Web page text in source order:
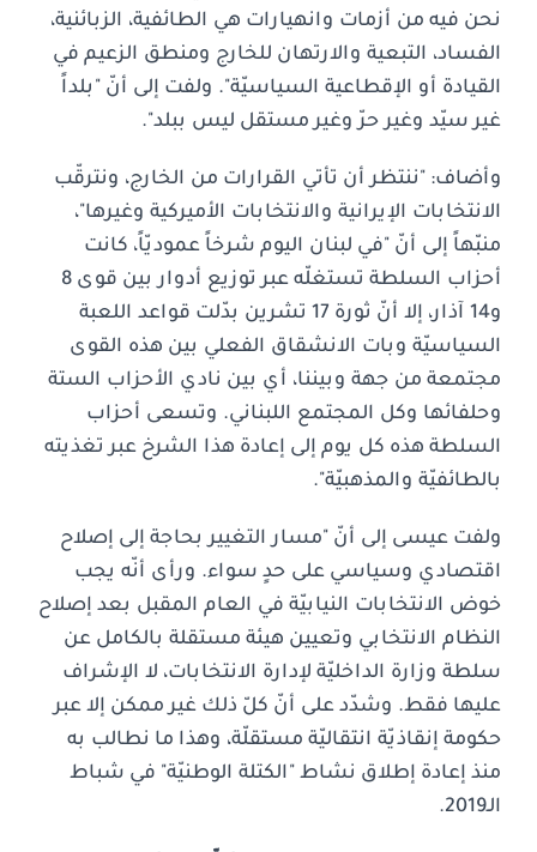
نحن فيه من أزمات وانهيارات هي الطائفية، الزبائنية،
الفساد، التبعية والارتهان للخارج ومنطق الزعيم في
القيادة أو الإقطاعية السياسيّة". ولفت إلى أنّ "بلداً
غير سيّد وغير حرّ وغير مستقل ليس ببلد".
وأضاف: "ننتظر أن تأتي القرارات من الخارج، ونترقّب
الانتخابات الإيرانية والانتخابات الأميركية وغيرها"،
منبّهاً إلى أنّ "في لبنان اليوم شرخاً عموديّاً، كانت
أحزاب السلطة تستغلّه عبر توزيع أدوار بين قوى 8
و14 آذار، إلا أنّ ثورة 17 تشرين بدّلت قواعد اللعبة
السياسيّة وبات الانشقاق الفعلي بين هذه القوى
مجتمعة من جهة وبيننا، أي بين نادي الأحزاب الستة
وحلفائها وكل المجتمع اللبناني. وتسعى أحزاب
السلطة هذه كل يوم إلى إعادة هذا الشرخ عبر تغذيته
بالطائفيّة والمذهبيّة".
ولفت عيسى إلى أنّ "مسار التغيير بحاجة إلى إصلاح
اقتصادي وسياسي على حدٍ سواء. ورأى أنّه يجب
خوض الانتخابات النيابيّة في العام المقبل بعد إصلاح
النظام الانتخابي وتعيين هيئة مستقلة بالكامل عن
سلطة وزارة الداخليّة لإدارة الانتخابات، لا الإشراف
عليها فقط. وشدّد على أنّ كلّ ذلك غير ممكن إلا عبر
حكومة إنقاذيّة انتقاليّة مستقلّة، وهذا ما نطالب به
منذ إعادة إطلاق نشاط "الكتلة الوطنيّة" في شباط
الـ2019.